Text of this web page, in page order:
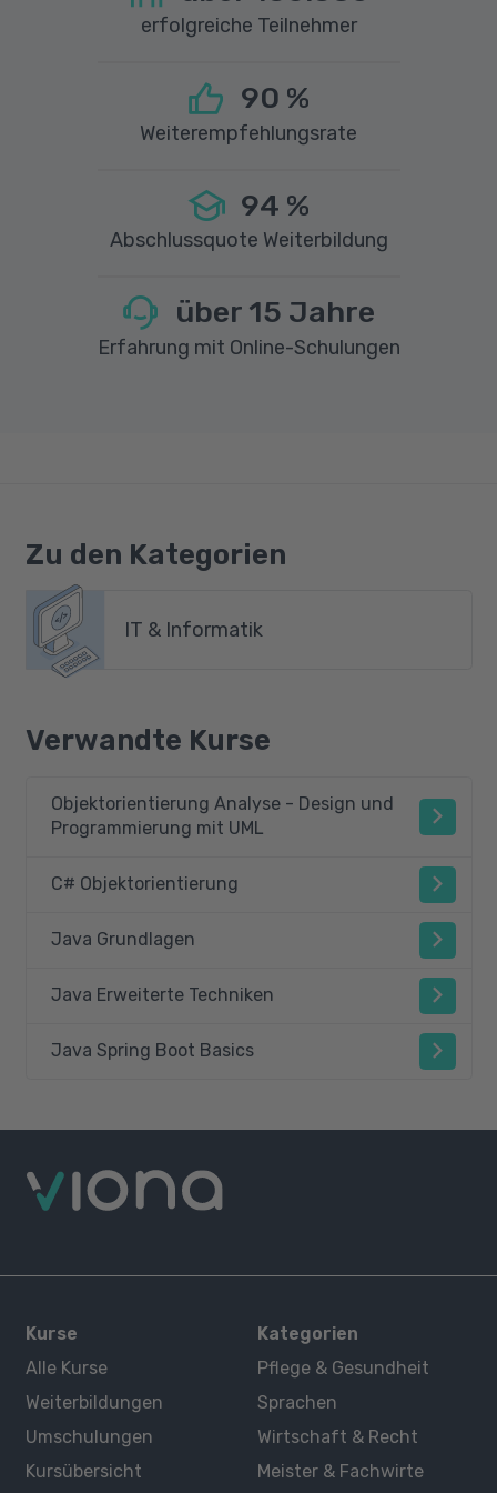
erfolgreiche Teilnehmer
90 %
Weiterempfehlungsrate
94 %
Abschlussquote Weiterbildung
über 15 Jahre
Erfahrung mit Online-Schulungen
Zu den Kategorien
IT & Informatik
Verwandte Kurse
Objektorientierung Analyse - Design und
Programmierung mit UML
C# Objektorientierung
Java Grundlagen
Java Erweiterte Techniken
Java Spring Boot Basics
Kurse
Alle Kurse
Weiterbildungen
Umschulungen
Kursübersicht
Kategorien
Pflege & Gesundheit
Sprachen
Wirtschaft & Recht
Meister & Fachwirte